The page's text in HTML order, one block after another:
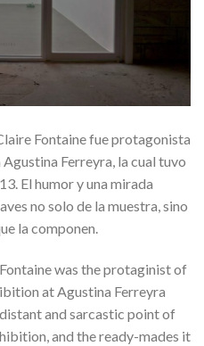
Fontaine fue protagonista
Ferreyra, la cual tuvo
El humor y una mirada
no solo de la muestra, sino
la componen.
was the protaginist of
at Agustina Ferreyra
and sarcastic point of
and the ready-mades it